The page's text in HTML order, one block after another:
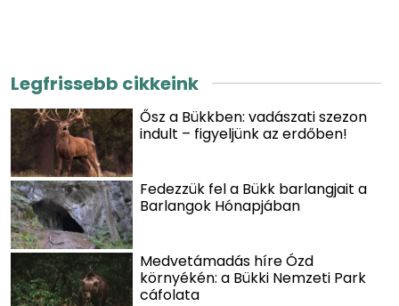
Legfrissebb cikkeink
Ősz a Bükkben: vadászati szezon
indult – figyeljünk az erdőben!
Fedezzük fel a Bükk barlangjait a
Barlangok Hónapjában
Medvetámadás híre Ózd
környékén: a Bükki Nemzeti Park
cáfolata